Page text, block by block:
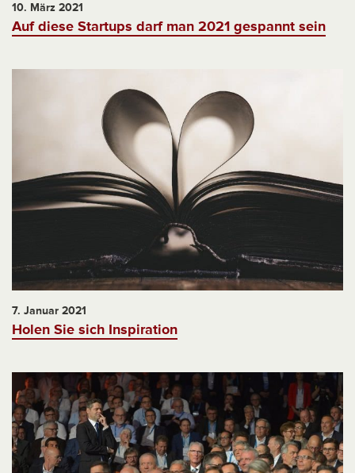
10. März 2021
Auf diese Startups darf man 2021 gespannt sein
7. Januar 2021
Holen Sie sich Inspiration